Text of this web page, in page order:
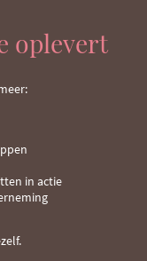
oplevert
in actie